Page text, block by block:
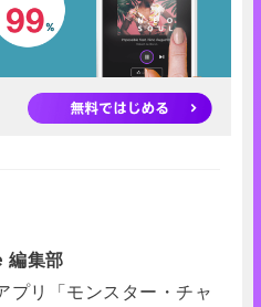
編集部
プリ「モンスター・チャ